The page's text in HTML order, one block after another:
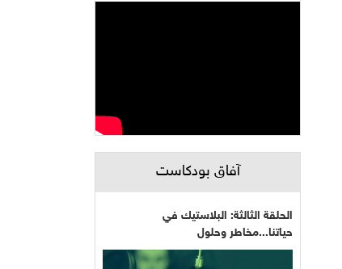
آفاق بودكاست
الحلقة الثالثة: البلاستيك في
حياتنا...مخاطر وحلول